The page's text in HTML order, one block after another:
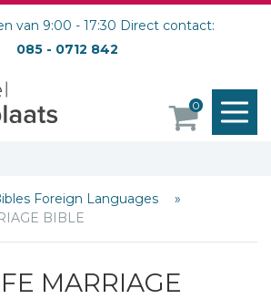
van 9:00 - 17:30 Direct contact:
085 - 0712 842
0
Foreign Languages
BIBLE
MARRIAGE